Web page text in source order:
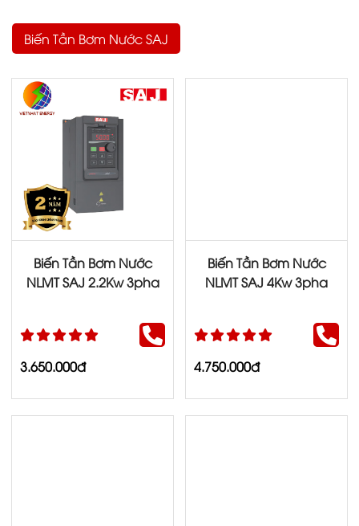
Biến Tần Bơm Nước SAJ
Biến Tần Bơm Nước
NLMT SAJ 2.2Kw 3pha
3.650.000đ
Biến Tần Bơm Nước
NLMT SAJ 4Kw 3pha
4.750.000đ